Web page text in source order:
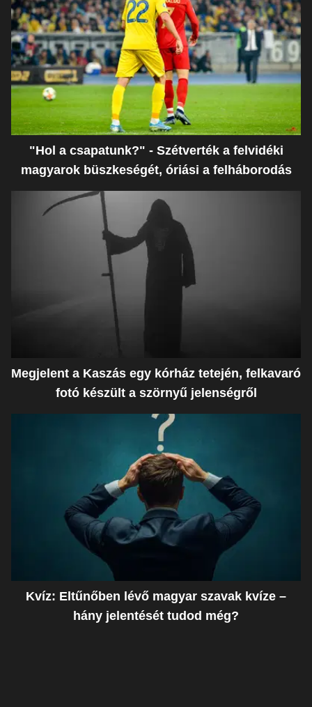
"Hol a csapatunk?" - Szétverték a felvidéki
magyarok büszkeségét, óriási a felháborodás
Megjelent a Kaszás egy kórház tetején, felkavaró
fotó készült a szörnyű jelenségről
Kvíz: Eltűnőben lévő magyar szavak kvíze –
hány jelentését tudod még?